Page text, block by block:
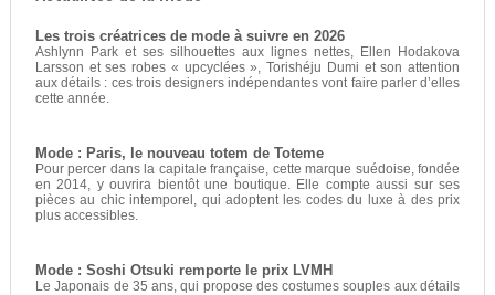
Les trois créatrices de mode à suivre en 2026
Ashlynn Park et ses silhouettes aux lignes nettes, Ellen Hodakova
Larsson et ses robes « upcyclées », Torishéju Dumi et son attention
aux détails : ces trois designers indépendantes vont faire parler d’elles
cette année.
Mode : Paris, le nouveau totem de Toteme
Pour percer dans la capitale française, cette marque suédoise, fondée
en 2014, y ouvrira bientôt une boutique. Elle compte aussi sur ses
pièces au chic intemporel, qui adoptent les codes du luxe à des prix
plus accessibles.
Mode : Soshi Otsuki remporte le prix LVMH
Le Japonais de 35 ans, qui propose des costumes souples aux détails